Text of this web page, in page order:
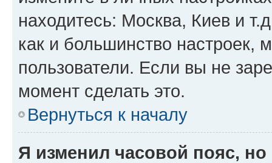
находитесь: Москва, Киев и
как и большинство настроек,
пользователи. Если вы не
момент сделать это.
Вернуться к началу
Я изменил часовой пояс,